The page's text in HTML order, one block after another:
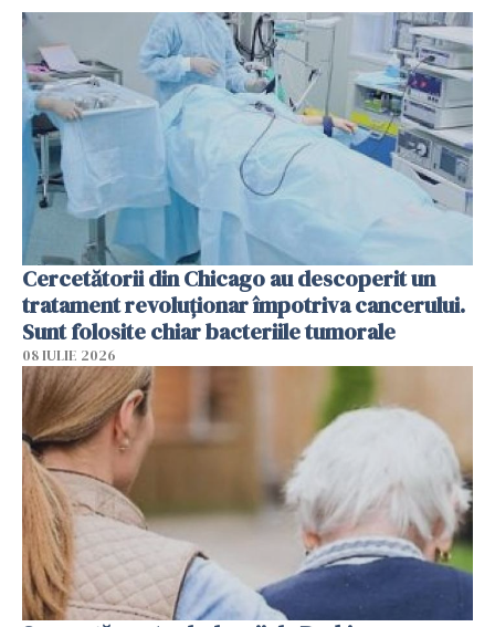
Cercetătorii din Chicago au descoperit un
tratament revoluționar împotriva cancerului.
Sunt folosite chiar bacteriile tumorale
08 IULIE 2026